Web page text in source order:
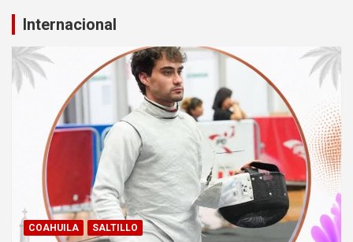
Internacional
COAHUILA SALTILLO